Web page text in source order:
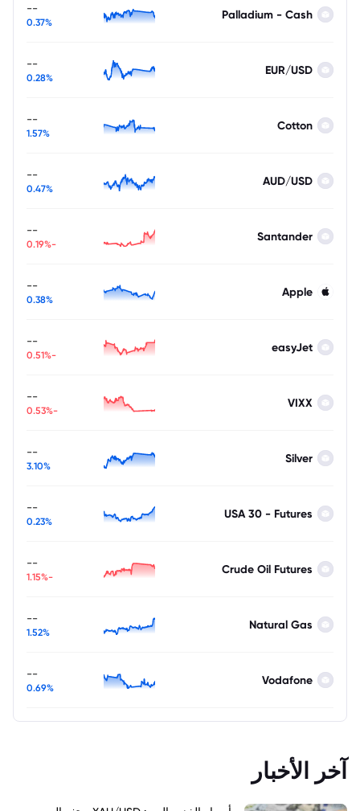
Palladium - Cash
--
0.37%
EUR/USD
--
0.28%
Cotton
--
1.57%
AUD/USD
--
0.47%
Santander
--
-0.19%
Apple
--
0.38%
easyJet
--
-0.51%
VIXX
--
-0.53%
Silver
--
3.10%
USA 30 - Futures
--
0.23%
Crude Oil Futures
--
-1.15%
Natural Gas
--
1.52%
Vodafone
--
0.69%
آخر الأخبار